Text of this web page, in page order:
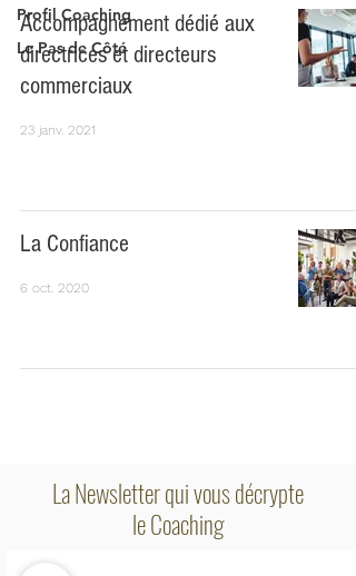
Profil Coaching
Le Pas de Côté
Accompagnement dédié aux
directrices et directeurs
commerciaux
23 janv. 2021
La Confiance
6 oct. 2020
La Newsletter qui vous décrypte
le Coaching